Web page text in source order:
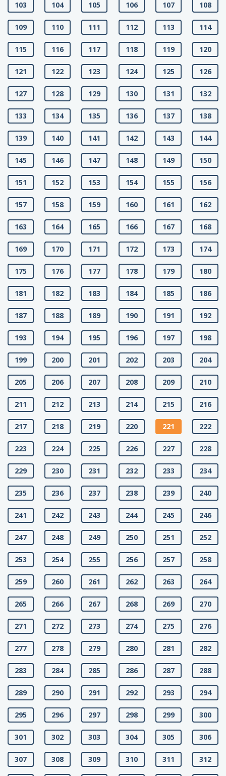
103 104 105 106 107 108
109 110 111 112 113 114
115 116 117 118 119 120
121 122 123 124 125 126
127 128 129 130 131 132
133 134 135 136 137 138
139 140 141 142 143 144
145 146 147 148 149 150
151 152 153 154 155 156
157 158 159 160 161 162
163 164 165 166 167 168
169 170 171 172 173 174
175 176 177 178 179 180
181 182 183 184 185 186
187 188 189 190 191 192
193 194 195 196 197 198
199 200 201 202 203 204
205 206 207 208 209 210
211 212 213 214 215 216
217 218 219 220 221 222
223 224 225 226 227 228
229 230 231 232 233 234
235 236 237 238 239 240
241 242 243 244 245 246
247 248 249 250 251 252
253 254 255 256 257 258
259 260 261 262 263 264
265 266 267 268 269 270
271 272 273 274 275 276
277 278 279 280 281 282
283 284 285 286 287 288
289 290 291 292 293 294
295 296 297 298 299 300
301 302 303 304 305 306
307 308 309 310 311 312